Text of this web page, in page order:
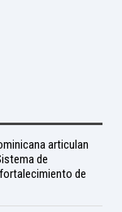
articulan
de
de